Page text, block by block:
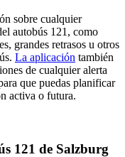
sobre cualquier
autobús 121, como
grandes retrasos u otros
La aplicación también
de cualquier alerta
que puedas planificar
activa o futura.
121 de Salzburg